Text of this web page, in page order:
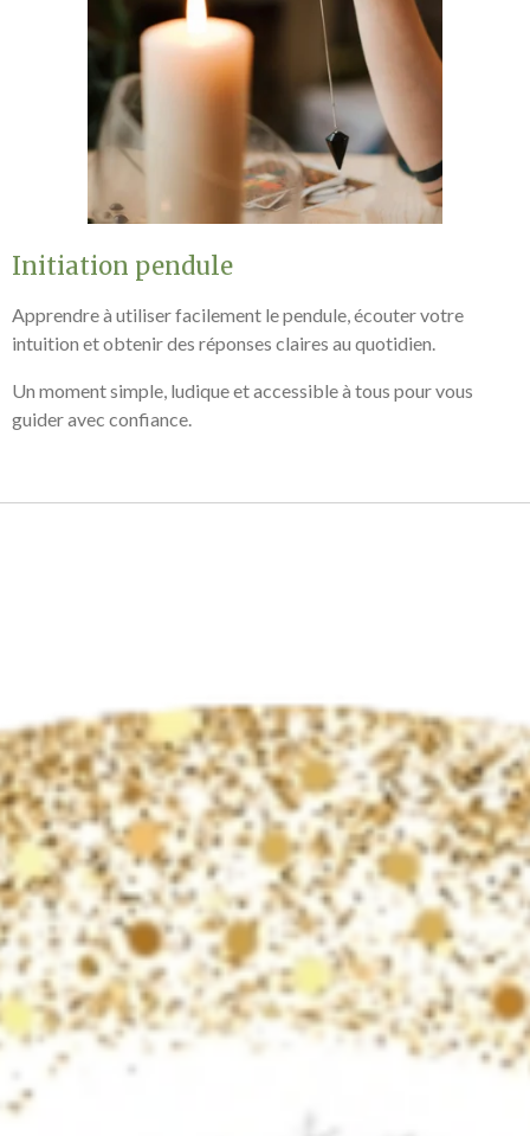
Initiation pendule
Apprendre à utiliser facilement le pendule, écouter votre
intuition et obtenir des réponses claires au quotidien.
Un moment simple, ludique et accessible à tous pour vous
guider avec confiance.